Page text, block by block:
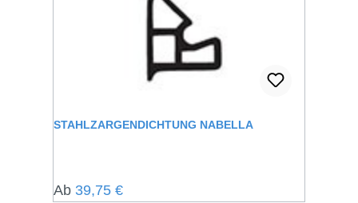
STAHLZARGENDICHTUNG NABELLA
Regulärer Preis:
Ab 39,75 €